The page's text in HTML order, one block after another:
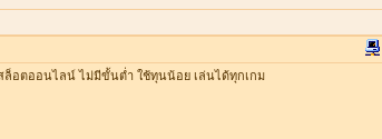
ล็อตออนไลน์ ไม่มีขั้นต่ำ ใช้ทุนน้อย เล่นได้ทุกเกม